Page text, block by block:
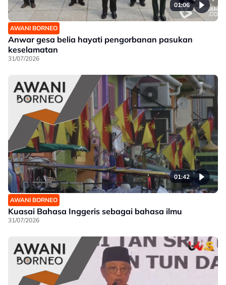
01:06
AWANI BORNEO
Anwar gesa belia hayati pengorbanan pasukan
keselamatan
31/07/2026
01:42
AWANI BORNEO
Kuasai Bahasa Inggeris sebagai bahasa ilmu
31/07/2026